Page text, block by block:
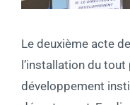
Le deuxième acte
l’installation du
développement